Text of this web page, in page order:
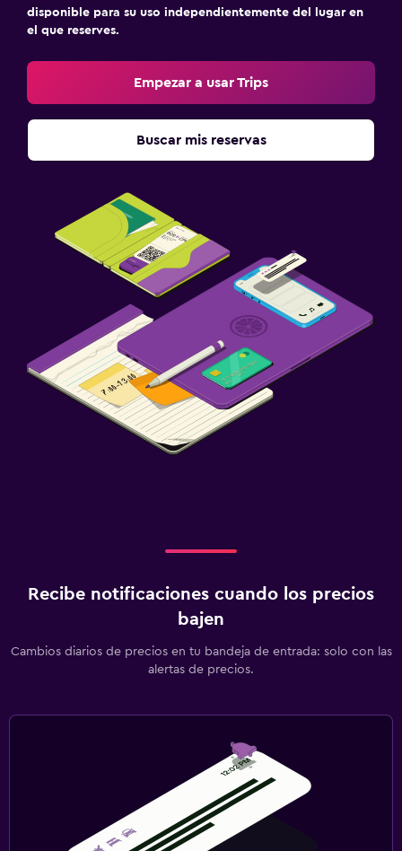
disponible para su uso independientemente del lugar en
el que reserves.
Empezar a usar Trips
Buscar mis reservas
Recibe notificaciones cuando los precios
bajen
Cambios diarios de precios en tu bandeja de entrada: solo con las
alertas de precios.